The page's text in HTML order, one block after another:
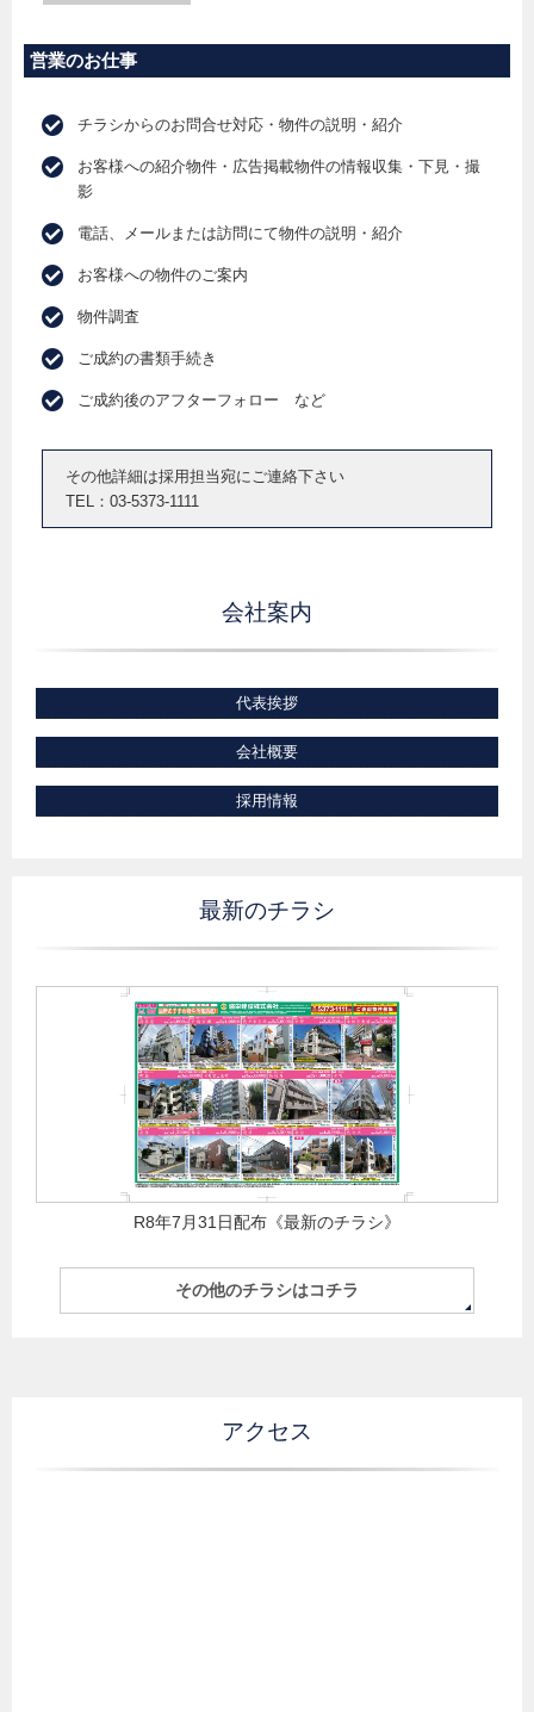
営業のお仕事
チラシからのお問合せ対応・物件の説明・紹介
お客様への紹介物件・広告掲載物件の情報収集・下見・撮
影
電話、メールまたは訪問にて物件の説明・紹介
お客様への物件のご案内
物件調査
ご成約の書類手続き
ご成約後のアフターフォロー など
その他詳細は採用担当宛にご連絡下さい
TEL：03-5373-1111
会社案内
代表挨拶
会社概要
採用情報
最新のチラシ
R8年7月31日配布《最新のチラシ》
その他のチラシはコチラ
アクセス